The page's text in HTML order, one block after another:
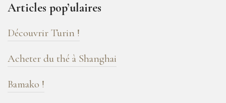
de
blog
!
Articles pop’ulaires
Découvrir Turin !
Acheter du thé à Shanghai
Bamako !